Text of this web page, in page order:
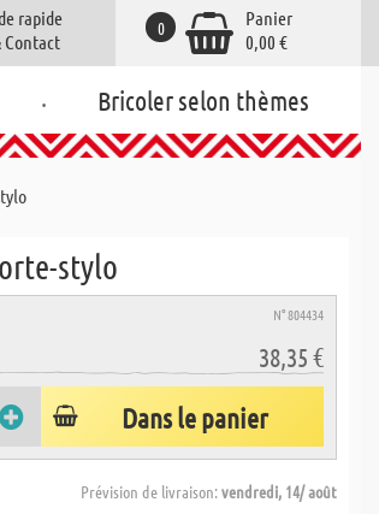
rapide
Contact
Panier
0,00 €
0
. Bricoler selon thèmes
stylo
N° 804434
38,35 €
Dans le panier
Prévision de livraison:vendredi, 14/ août